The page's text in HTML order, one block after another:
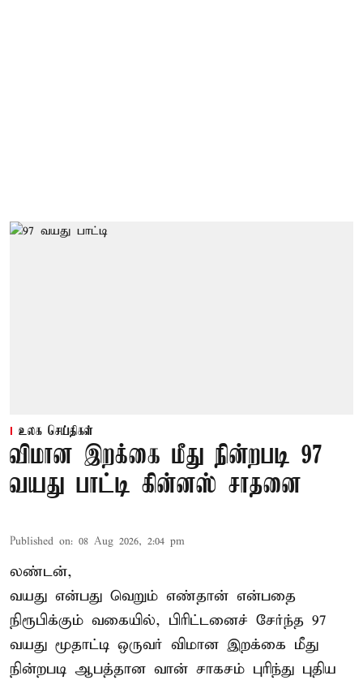
உலக செய்திகள்
விமான இறக்கை மீது நின்றபடி 97
வயது பாட்டி கின்னஸ் சாதனை
Published on: 08 Aug 2026, 2:04 pm
லண்டன்,
வயது என்பது வெறும் எண்தான் என்பதை
நிரூபிக்கும் வகையில், பிரிட்டனைச் சேர்ந்த 97
வயது மூதாட்டி ஒருவர் விமான இறக்கை மீது
நின்றபடி ஆபத்தான வான் சாகசம் புரிந்து புதிய